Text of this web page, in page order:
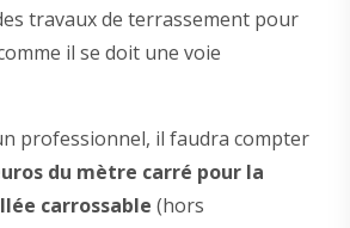
travaux de terrassement pour
il se doit une voie
professionnel, il faudra compter
du mètre carré pour la
carrossable (hors